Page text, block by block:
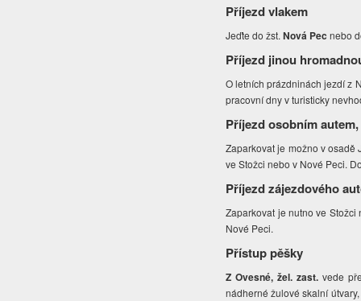
Příjezd vlakem
Jeďte do žst.Nová Pec nebo
Příjezd jinou
O letních prázdninách jezdí z
pracovní dny v turisticky
Příjezd osobním
Zaparkovat je možno v osadě
ve Stožci nebo v Nové Peci.
Příjezd zájezdového
Zaparkovat je nutno ve
Nové Peci.
Přístup pěšky
Z Ovesné, žel. zast. vede
nádherné žulové skalní